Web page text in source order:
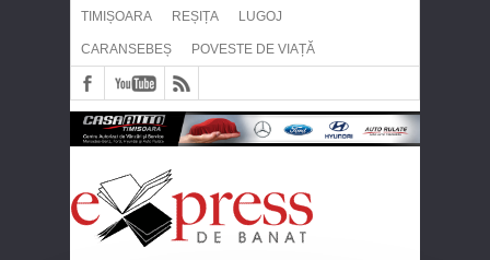
TIMIȘOARA REȘIȚA LUGOJ
CARANSEBEȘ POVESTE DE VIAȚĂ